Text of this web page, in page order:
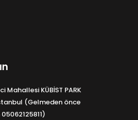
Mahallesi KÜBİST PARK
(Gelmeden önce